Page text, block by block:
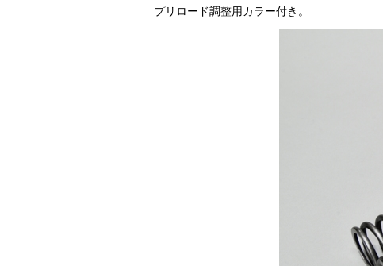
プリロード調整用カラー付き。